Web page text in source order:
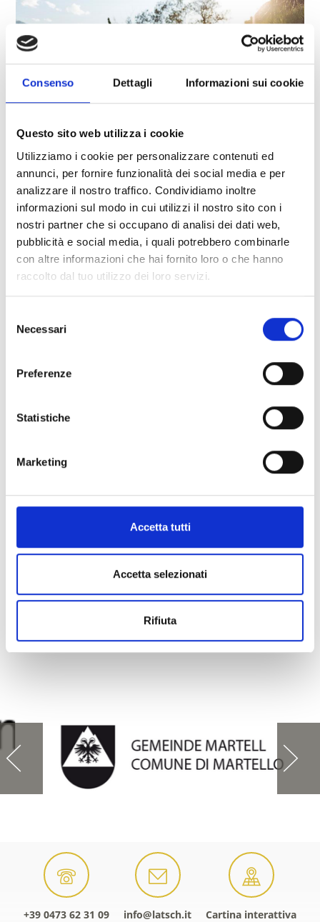
Consenso Dettagli Informazioni sui cookie
Questo sito web utilizza i cookie
Utilizziamo i cookie per personalizzare contenuti ed
annunci, per fornire funzionalità dei social media e per
analizzare il nostro traffico. Condividiamo inoltre
informazioni sul modo in cui utilizzi il nostro sito con i
nostri partner che si occupano di analisi dei dati web,
pubblicità e social media, i quali potrebbero combinarle
con altre informazioni che hai fornito loro o che hanno
raccolto dal tuo utilizzo dei loro servizi.
delNecessari
Preferenze
Statistiche
Marketing
Accetta tutti
Accetta selezionati
Rifiuta
richiedere offerta
Altri link interessanti
+39 0473 62 31 09 info@latsch.it Cartina interattiva